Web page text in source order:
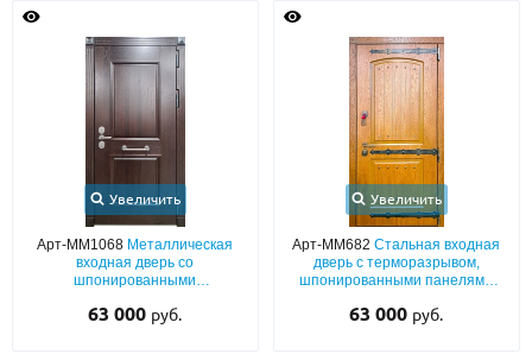
Увеличить
Арт-ММ1068 Металлическая
входная дверь со
шпонированными
MDF с горизонтальной ручкой-
63 000 руб.
Увеличить
Арт-ММ682Стальная входная
дверь с терморазрывом,
шпонированными панелями
коваными элементами
63 000 руб.